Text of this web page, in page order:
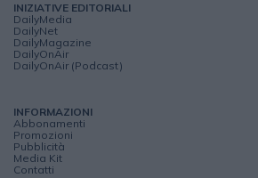
INIZIATIVE EDITORIALI
DailyMedia
DailyNet
DailyMagazine
DailyOnAir
DailyOnAir (Podcast)
INFORMAZIONI
Abbonamenti
Promozioni
Pubblicità
Media Kit
Contatti